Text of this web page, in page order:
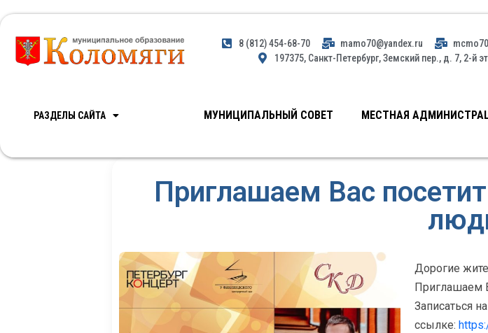
8 (812) 454-68-70 mamo70@yandex.ru
197375, Санкт-Петербург, Земский пер., д. 7, 2-й
РАЗДЕЛЫ САЙТА МУНИЦИПАЛЬНЫЙ СОВЕТ МЕСТНАЯ
Приглашаем Вас
Дорогие
Приглашаем
Записаться
ссылке: